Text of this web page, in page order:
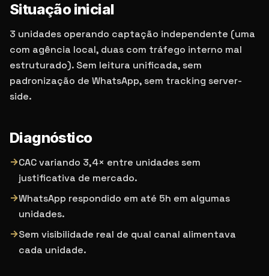
Situação inicial
3 unidades operando captação independente (uma
com agência local, duas com tráfego interno mal
estruturado). Sem leitura unificada, sem
padronização de WhatsApp, sem tracking server-
side.
Diagnóstico
→CAC variando 3,4× entre unidades sem
justificativa de mercado.
→WhatsApp respondido em até 5h em algumas
unidades.
→Sem visibilidade real de qual canal alimentava
cada unidade.